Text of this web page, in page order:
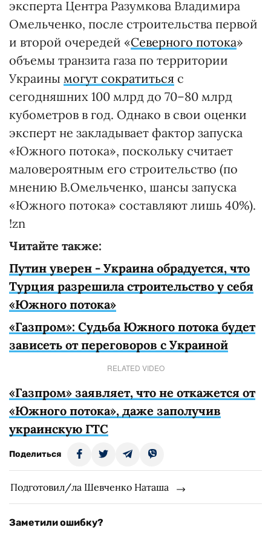
эксперта Центра Разумкова Владимира
Омельченко, после строительства первой
и второй очередей «Северного потока»
объемы транзита газа по территории
Украины могут сократиться с
сегодняшних 100 млрд до 70–80 млрд
кубометров в год. Однако в свои оценки
эксперт не закладывает фактор запуска
«Южного потока», поскольку считает
маловероятным его строительство (по
мнению В.Омельченко, шансы запуска
«Южного потока» составляют лишь 40%).
!zn
Читайте также:
Путин уверен - Украина обрадуется, что
Турция разрешила строительство у себя
«Южного потока»
«Газпром»: Судьба Южного потока будет
зависеть от переговоров с Украиной
RELATED VIDEO
«Газпром» заявляет, что не откажется от
«Южного потока», даже заполучив
украинскую ГТС
Поделиться
Подготовил/ла Шевченко Наташа
Заметили ошибку?